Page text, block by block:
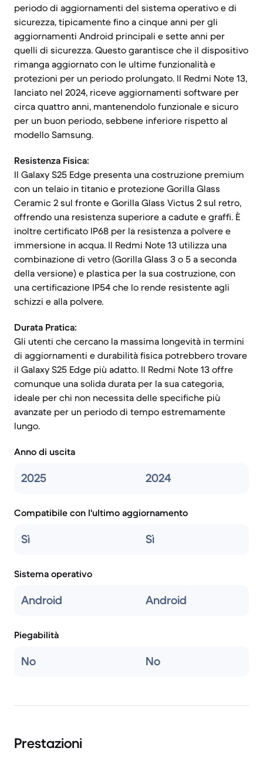
periodo di aggiornamenti del sistema operativo e di
sicurezza, tipicamente fino a cinque anni per gli
aggiornamenti Android principali e sette anni per
quelli di sicurezza. Questo garantisce che il dispositivo
rimanga aggiornato con le ultime funzionalità e
protezioni per un periodo prolungato. Il Redmi Note 13,
lanciato nel 2024, riceve aggiornamenti software per
circa quattro anni, mantenendolo funzionale e sicuro
per un buon periodo, sebbene inferiore rispetto al
modello Samsung.
Resistenza Fisica:
Il Galaxy S25 Edge presenta una costruzione premium
con un telaio in titanio e protezione Gorilla Glass
Ceramic 2 sul fronte e Gorilla Glass Victus 2 sul retro,
offrendo una resistenza superiore a cadute e graffi. È
inoltre certificato IP68 per la resistenza a polvere e
immersione in acqua. Il Redmi Note 13 utilizza una
combinazione di vetro (Gorilla Glass 3 o 5 a seconda
della versione) e plastica per la sua costruzione, con
una certificazione IP54 che lo rende resistente agli
schizzi e alla polvere.
Durata Pratica:
Gli utenti che cercano la massima longevità in termini
di aggiornamenti e durabilità fisica potrebbero trovare
il Galaxy S25 Edge più adatto. Il Redmi Note 13 offre
comunque una solida durata per la sua categoria,
ideale per chi non necessita delle specifiche più
avanzate per un periodo di tempo estremamente
lungo.
Anno di uscita
2025 2024
Compatibile con l'ultimo aggiornamento
Sì Sì
Sistema operativo
Android Android
Piegabilità
No No
Prestazioni